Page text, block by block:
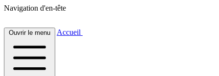
Navigation d'en-tête
Ouvrir le menu Accueil